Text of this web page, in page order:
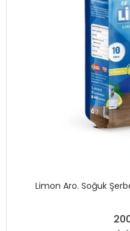
Limon Aro. Soğuk